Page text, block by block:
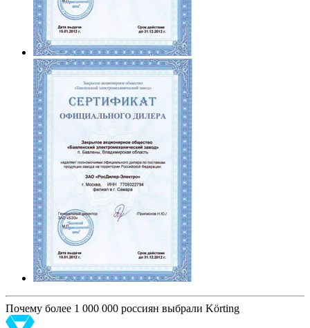
Почему более 1 000 000 россиян выбрали Körting